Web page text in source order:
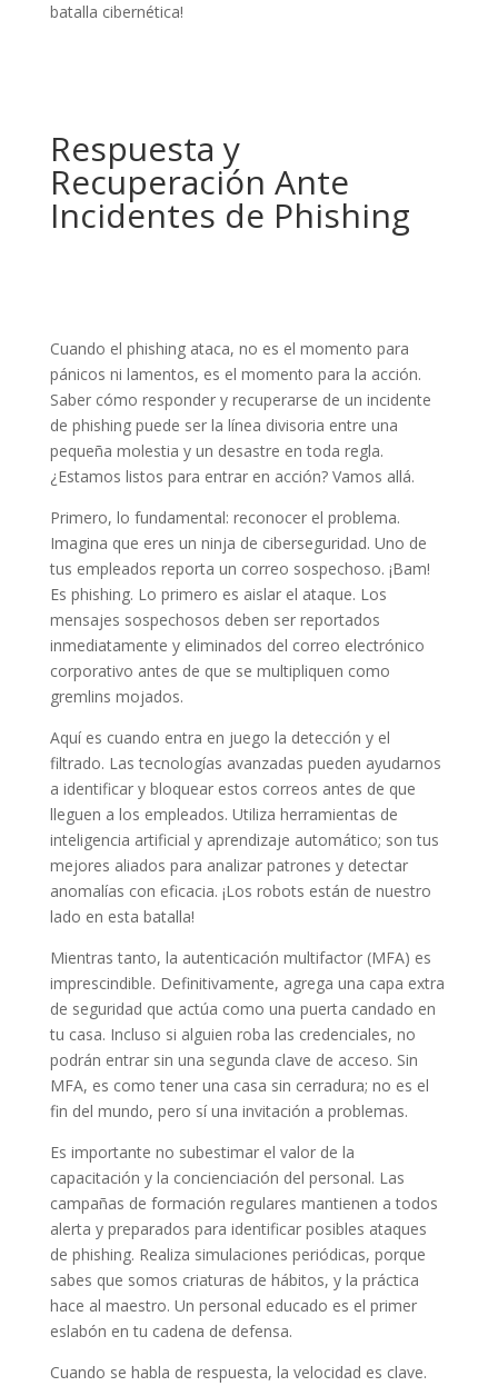
batalla cibernética!
Respuesta y
Recuperación Ante
Incidentes de Phishing
Cuando el phishing ataca, no es el momento para
pánicos ni lamentos, es el momento para la acción.
Saber cómo responder y recuperarse de un incidente
de phishing puede ser la línea divisoria entre una
pequeña molestia y un desastre en toda regla.
¿Estamos listos para entrar en acción? Vamos allá.
Primero, lo fundamental: reconocer el problema.
Imagina que eres un ninja de ciberseguridad. Uno de
tus empleados reporta un correo sospechoso. ¡Bam!
Es phishing. Lo primero es aislar el ataque. Los
mensajes sospechosos deben ser reportados
inmediatamente y eliminados del correo electrónico
corporativo antes de que se multipliquen como
gremlins mojados.
Aquí es cuando entra en juego la detección y el
filtrado. Las tecnologías avanzadas pueden ayudarnos
a identificar y bloquear estos correos antes de que
lleguen a los empleados. Utiliza herramientas de
inteligencia artificial y aprendizaje automático; son tus
mejores aliados para analizar patrones y detectar
anomalías con eficacia. ¡Los robots están de nuestro
lado en esta batalla!
Mientras tanto, la autenticación multifactor (MFA) es
imprescindible. Definitivamente, agrega una capa extra
de seguridad que actúa como una puerta candado en
tu casa. Incluso si alguien roba las credenciales, no
podrán entrar sin una segunda clave de acceso. Sin
MFA, es como tener una casa sin cerradura; no es el
fin del mundo, pero sí una invitación a problemas.
Es importante no subestimar el valor de la
capacitación y la concienciación del personal. Las
campañas de formación regulares mantienen a todos
alerta y preparados para identificar posibles ataques
de phishing. Realiza simulaciones periódicas, porque
sabes que somos criaturas de hábitos, y la práctica
hace al maestro. Un personal educado es el primer
eslabón en tu cadena de defensa.
Cuando se habla de respuesta, la velocidad es clave.